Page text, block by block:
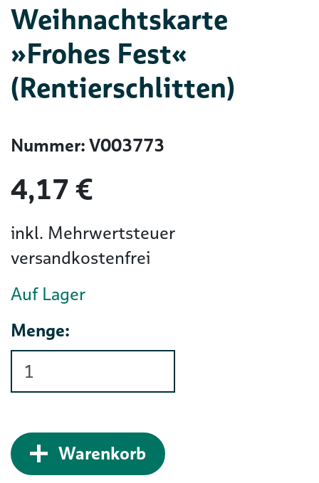
Weihnachtskarte
»Frohes Fest«
(Rentierschlitten)
Nummer: V003773
4,17 €
inkl. Mehrwertsteuer
versandkostenfrei
Auf Lager
Menge:
WarenkorbZum Warenkorb